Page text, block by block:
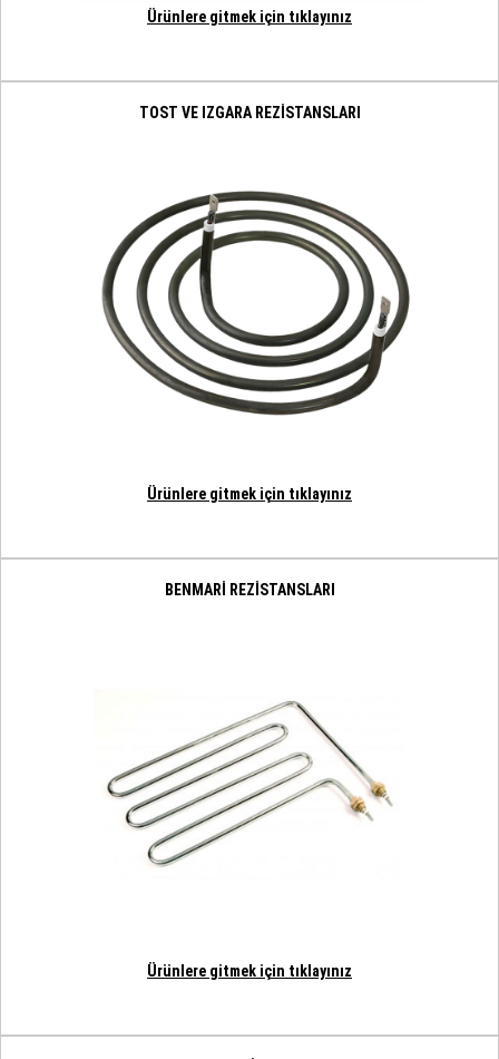
Ürünlere gitmek için tıklayınız
TOST VE IZGARA REZİSTANSLARI
Ürünlere gitmek için tıklayınız
BENMARİ REZİSTANSLARI
Ürünlere gitmek için tıklayınız